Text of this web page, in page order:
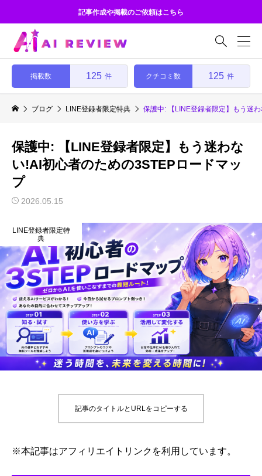
記事作成や掲載のご依頼はこちら

掲載数 125 件 クチコミ数 125 件
ブログ LINE登録者限定特典 保護中: 【LINE登録者限定】もう迷
保護中: 【LINE登録者限定】もう迷わな
い!AI初心者のための3STEPロードマッ
プ
2026.05.15
LINE登録者限定特
典
記事のタイトルとURLをコピーする
※本記事はアフィリエイトリンクを利用しています。